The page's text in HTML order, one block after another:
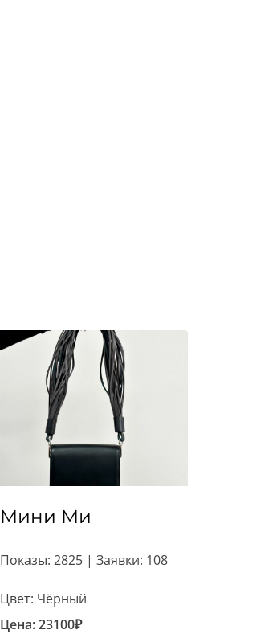
Мини Ми
Показы: 2825 | Заявки: 108
Цвет: Чёрный
Цена:23100₽